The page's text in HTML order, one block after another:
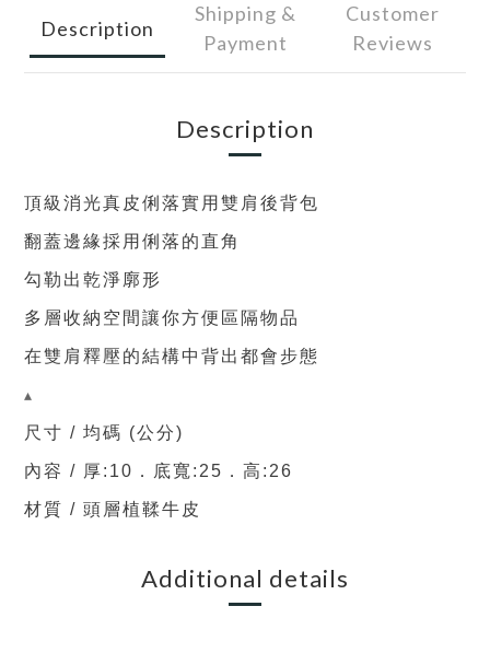
Description
Shipping &
Payment
Customer
Reviews
Description
頂級消光真皮俐落實用雙肩後背包
翻蓋邊緣採用俐落的直角
勾勒出乾淨廓形
多層收納空間讓你方便區隔物品
在雙肩釋壓的結構中背出都會步態
▴
尺寸 / 均碼 (公分)
內容 / 厚:10．底寬:25．高 :26
材質 / 頭層植鞣牛皮
Additional details